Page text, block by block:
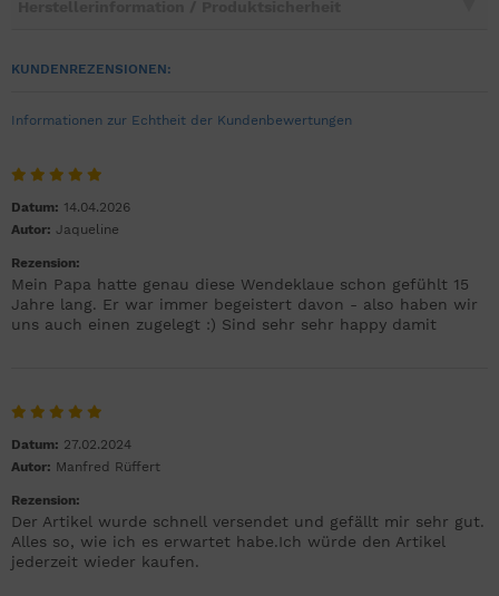
KUNDENREZENSIONEN:
Informationen zur Echtheit der Kundenbewertungen
Datum: 14.04.2026
Autor: Jaqueline
Rezension:
Mein Papa hatte genau diese Wendeklaue schon gefühlt 15
Jahre lang. Er war immer begeistert davon - also haben wir
uns auch einen zugelegt :) Sind sehr sehr happy damit
Datum: 27.02.2024
Autor: Manfred Rüffert
Rezension:
Der Artikel wurde schnell versendet und gefällt mir sehr gut.
Alles so, wie ich es erwartet habe.Ich würde den Artikel
jederzeit wieder kaufen.